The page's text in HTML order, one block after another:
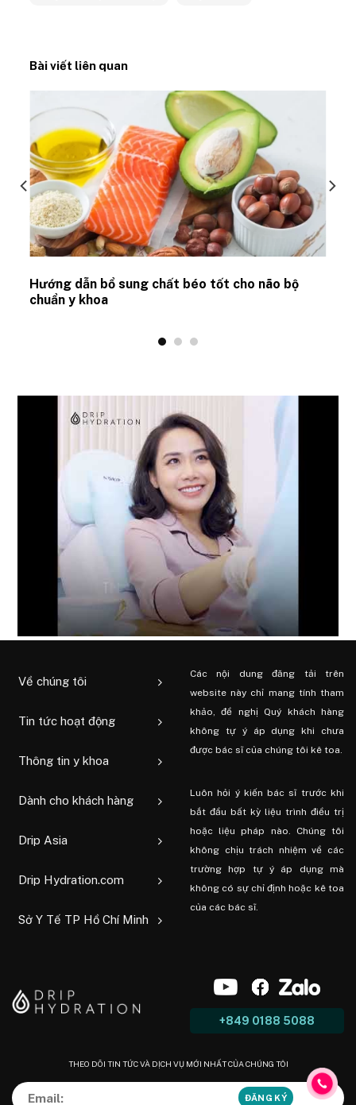
Bài viết liên quan
Hướng dẫn bổ sung chất béo tốt cho não bộ
chuẩn y khoa
Về chúng tôi
Tin tức hoạt động
Thông tin y khoa
Dành cho khách hàng
Drip Asia
Drip Hydration.com
Sở Y Tế TP Hồ Chí Minh
Các nội dung đăng tải trên
website này chỉ mang tính tham
khảo, đề nghị Quý khách hàng
không tự ý áp dụng khi chưa
được bác sĩ của chúng tôi kê toa.
Luôn hỏi ý kiến ​​bác sĩ trước khi
bắt đầu bất kỳ liệu trình điều trị
hoặc liệu pháp nào. Chúng tôi
không chịu trách nhiệm về các
trường hợp tự ý áp dụng mà
không có sự chỉ định hoặc kê toa
của các bác sĩ.
+849 0188 5088
THEO DÕI TIN TỨC VÀ DỊCH VỤ MỚI NHẤT CỦA CHÚNG TÔI